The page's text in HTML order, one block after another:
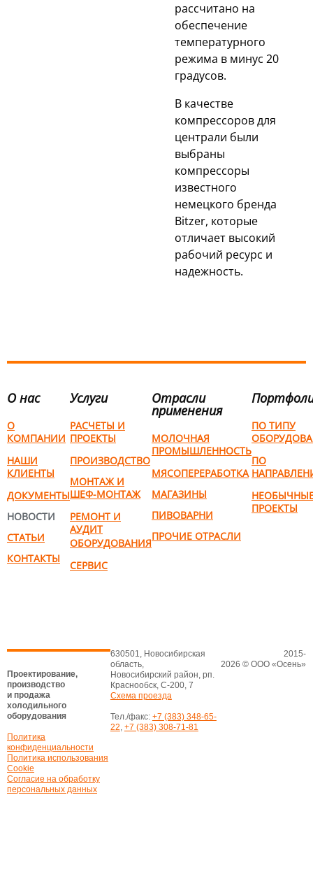
рассчитано на
обеспечение
температурного
режима в минус 20
градусов.
В качестве
компрессоров для
централи были
выбраны
компрессоры
известного
немецкого бренда
Bitzer, которые
отличает высокий
рабочий ресурс и
надежность.
О нас
О
КОМПАНИИ
НАШИ
КЛИЕНТЫ
ДОКУМЕНТЫ
НОВОСТИ
СТАТЬИ
КОНТАКТЫ
Услуги
РАСЧЕТЫ И
ПРОЕКТЫ
ПРОИЗВОДСТВО
МОНТАЖ И
ШЕФ-МОНТАЖ
РЕМОНТ И
АУДИТ
ОБОРУДОВАНИЯ
СЕРВИС
Отрасли
применения
МОЛОЧНАЯ
ПРОМЫШЛЕННОСТЬ
МЯСОПЕРЕРАБОТКА
МАГАЗИНЫ
ПИВОВАРНИ
ПРОЧИЕ ОТРАСЛИ
ПО ТИПУ
ПО
ПРОЕКТЫ
Проектирование,
производство
и продажа
холодильного
оборудования
Политика
конфиденциальности
Политика использования
Cookie
Согласие на обработку
персональных данных
630501, Новосибирская
область,
Новосибирский район, рп.
Краснообск, С-200, 7
Схема проезда
Тел./факс: +7 (383) 348-65-
22, +7 (383) 308-71-81
2015-
2026 © ООО «Осень»